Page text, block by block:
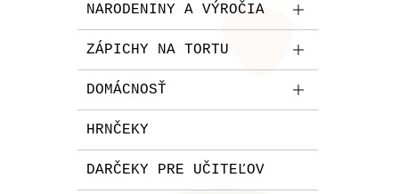
NARODENINY A VÝROČIA
ZÁPICHY NA TORTU
DOMÁCNOSŤ
HRNČEKY
DARČEKY PRE UČITEĽOV